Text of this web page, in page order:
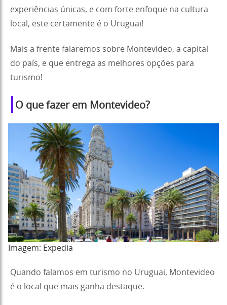
experiências únicas, e com forte enfoque na cultura
local, este certamente é o Uruguai!
Mais a frente falaremos sobre Montevideo, a capital
do país, e que entrega as melhores opções para
turismo!
O que fazer em Montevideo?
Imagem: Expedia
Quando falamos em turismo no Uruguai, Montevideo
é o local que mais ganha destaque.